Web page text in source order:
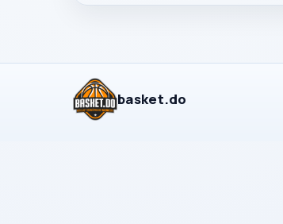
basket.do